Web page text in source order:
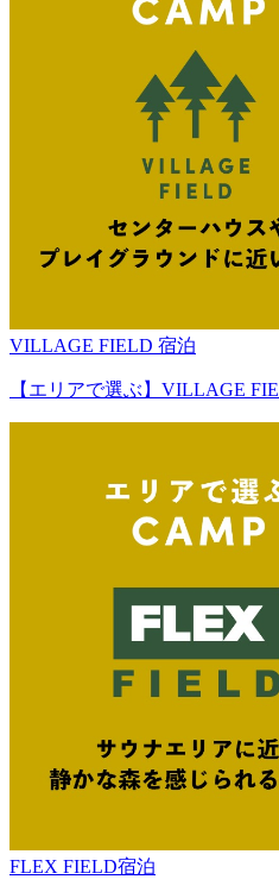
VILLAGE FIELD 宿泊
【エリアで選ぶ】VILLAGE
FLEX FIELD宿泊